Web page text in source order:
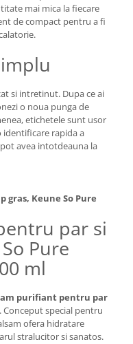
mai mica la fiecare
de compact pentru a fi
si intretinut. Dupa ce ai
o noua punga de
etichetele sunt usor
identificare rapida a
avea intotdeauna la
gras, Keune So Pure
par si
Pure
ml
purifiant pentru par
. Conceput special pentru
ofera hidratare
stralucitor si sanatos.